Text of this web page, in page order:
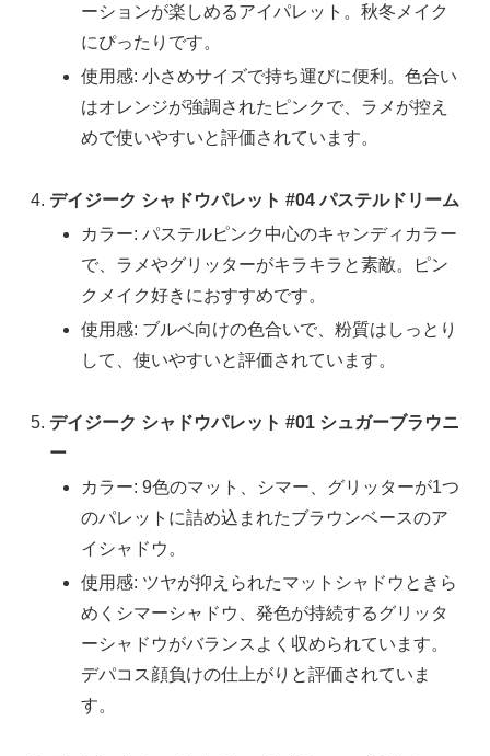
ーションが楽しめるアイパレット。秋冬メイク
にぴったりです。
使用感: 小さめサイズで持ち運びに便利。色合い
はオレンジが強調されたピンクで、ラメが控え
めで使いやすいと評価されています。
デイジーク シャドウパレット #04 パステルドリーム
カラー: パステルピンク中心のキャンディカラー
で、ラメやグリッターがキラキラと素敵。ピン
クメイク好きにおすすめです。
使用感: ブルベ向けの色合いで、粉質はしっとり
して、使いやすいと評価されています。
デイジーク シャドウパレット #01 シュガーブラウニ
ー
カラー: 9色のマット、シマー、グリッターが1つ
のパレットに詰め込まれたブラウンベースのア
イシャドウ。
使用感: ツヤが抑えられたマットシャドウときら
めくシマーシャドウ、発色が持続するグリッタ
ーシャドウがバランスよく収められています。
デパコス顔負けの仕上がりと評価されていま
す。